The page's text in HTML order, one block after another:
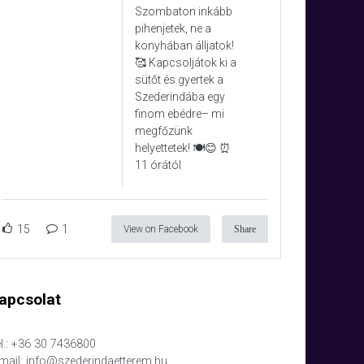
Szombaton inkább
pihenjetek, ne a
konyhában álljatok!
🥰 Kapcsoljátok ki a
sütőt és gyertek a
Szederindába egy
finom ebédre– mi
megfőzünk
helyettetek! 🍽️😊 ⏰
11 órától
15 1 View on Facebook Share
+36 30 7436800
info@szederindaetterem.hu